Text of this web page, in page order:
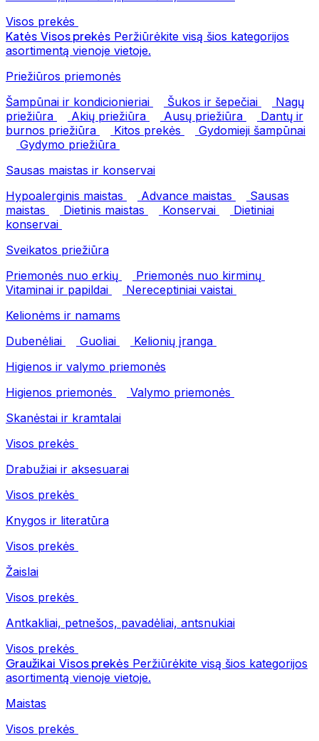
Visos prekės
Katės Visos prekės Peržiūrėkite visą šios kategorijos
asortimentą vienoje vietoje.
Priežiūros priemonės
Šampūnai ir kondicionieriai
Šukos ir šepečiai
Nagų
priežiūra
Akių priežiūra Ausų priežiūra
Dantų ir
burnos priežiūra
Kitos prekės
Gydomieji šampūnai
Gydymo priežiūra
Sausas maistas ir konservai
Hypoalerginis maistas
Advance maistas
Sausas
maistas
Dietinis maistas Konservai
Dietiniai
konservai
Sveikatos priežiūra
Priemonės nuo erkių
Priemonės nuo kirminų
Vitaminai ir papildai
Nereceptiniai vaistai
Kelionėms ir namams
Dubenėliai
Guoliai
Kelionių įranga
Higienos ir valymo priemonės
Higienos priemonės
Valymo priemonės
Skanėstai ir kramtalai
Visos prekės
Drabužiai ir aksesuarai
Visos prekės
Knygos ir literatūra
Visos prekės
Žaislai
Visos prekės
Antkakliai, petnešos, pavadėliai, antsnukiai
Visos prekės
Graužikai Visos prekės Peržiūrėkite visą šios kategorijos
asortimentą vienoje vietoje.
Maistas
Visos prekės